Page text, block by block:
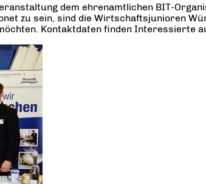
dem ehrenamtlichen BIT-
zu sein, sind die Wirtschaftsjunioren
Kontaktdaten finden Interessierte